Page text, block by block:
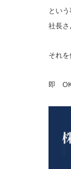
という
社長さ
それ
即